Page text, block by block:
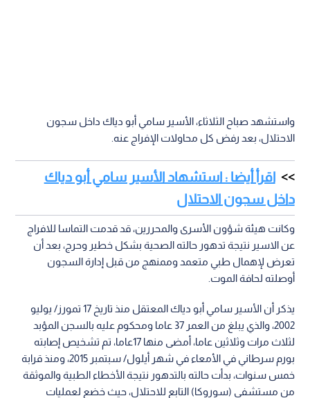
واستشهد صباح الثلاثاء، الأسير سامي أبو دياك داخل سجون
الاحتلال، بعد رفض كل محاولات الإفراج عنه.
اقرأ أيضا : استشهاد الأسير سامي أبو دياك
داخل سجون الاحتلال
وكانت هيئة شؤون الأسرى والمحررين، قد قدمت التماسا للافراج
عن الاسير نتيجة تدهور حالته الصحية بشكل خطير وحرج، بعد أن
تعرض لإهمال طبي متعمد وممنهج من قبل إدارة السجون
أوصلته لحافة الموت.
يذكر أن الأسير سامي أبو دياك المعتقل منذ تاريخ 17 تمورز/ يوليو
2002، والذي يبلغ من العمر 37 عاما ومحكوم عليه بالسجن المؤبد
لثلاث مرات وثلاثين عاما، أمضى منها 17عاما، تم تشخيص إصابته
بورم سرطاني في الأمعاء في شهر أيلول/ سبتمبر 2015، ومنذ قرابة
خمس سنوات، بدأت حالته بالتدهور نتيجة الأخطاء الطبية والموثقة
من مستشفى (سوروكا) التابع للاحتلال، حيث خضع لعمليات